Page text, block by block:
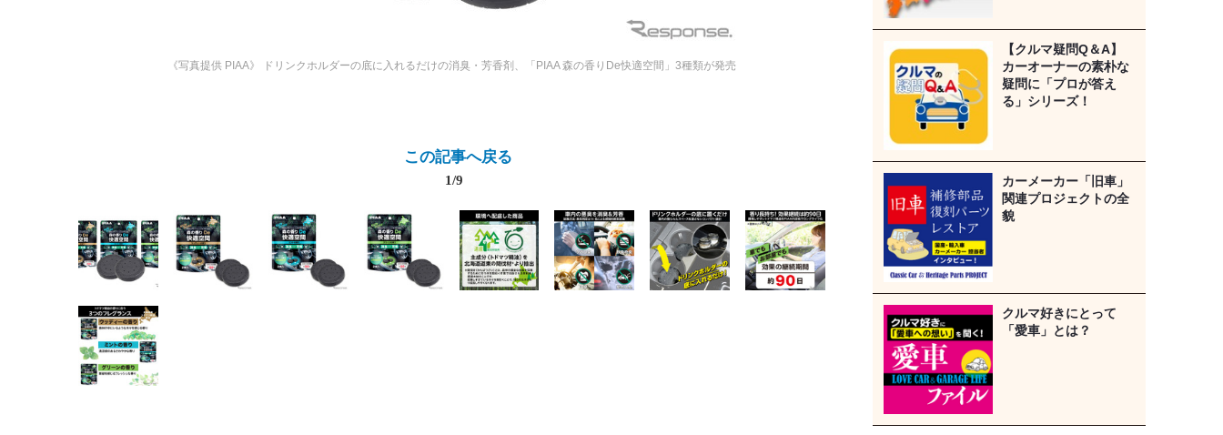
《写真提供 PIAA》 ドリンクホルダーの底に入れるだけの消臭・芳香剤、「PIAA 森の香りDe快適空間」3種類が発売
この記事へ戻る
1/9
【クルマ疑問Q＆A】
カーオーナーの素朴な
疑問に「プロが答え
る」シリーズ！
カーメーカー「旧車」
関連プロジェクトの全
貌
クルマ好きにとって
「愛車」とは？